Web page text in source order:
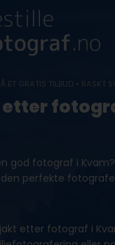
ET GRATIS TILBUD • RASKT
etter
god fotograf i
perfekte
etter fotograf i